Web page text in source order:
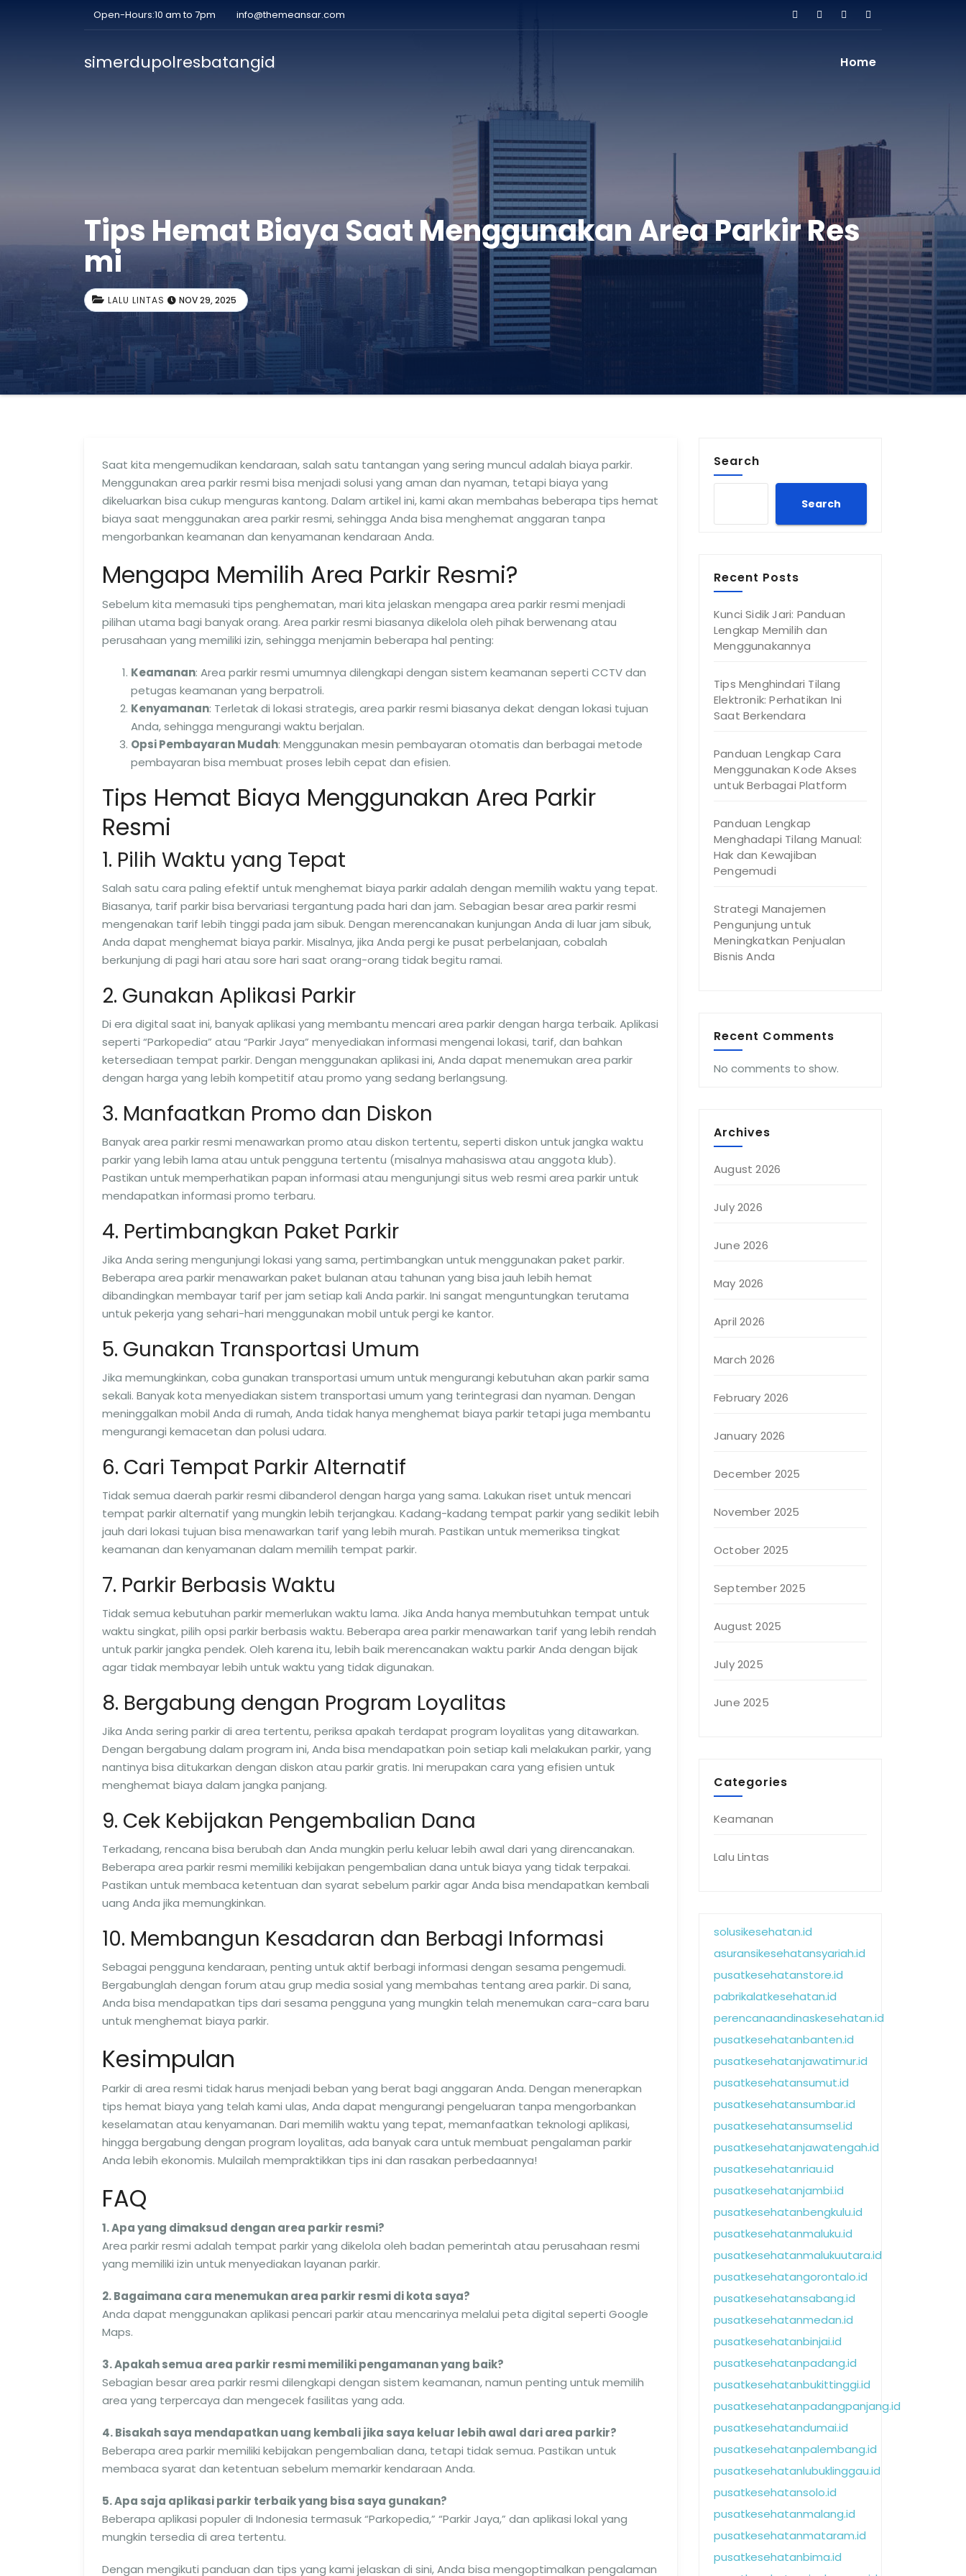
Open-Hours:10 am to 7pm info@themeansar.com
simerdupolresbatangid Home
Tips Hemat Biaya Saat Menggunakan Area Parkir Res
mi
LALU LINTAS NOV 29, 2025
Saat kita mengemudikan kendaraan, salah satu tantangan yang sering muncul adalah biaya parkir.
Menggunakan area parkir resmi bisa menjadi solusi yang aman dan nyaman, tetapi biaya yang
dikeluarkan bisa cukup menguras kantong. Dalam artikel ini, kami akan membahas beberapa tips hemat
biaya saat menggunakan area parkir resmi, sehingga Anda bisa menghemat anggaran tanpa
mengorbankan keamanan dan kenyamanan kendaraan Anda.
Mengapa Memilih Area Parkir Resmi?
Sebelum kita memasuki tips penghematan, mari kita jelaskan mengapa area parkir resmi menjadi
pilihan utama bagi banyak orang. Area parkir resmi biasanya dikelola oleh pihak berwenang atau
perusahaan yang memiliki izin, sehingga menjamin beberapa hal penting:
Keamanan: Area parkir resmi umumnya dilengkapi dengan sistem keamanan seperti CCTV dan
petugas keamanan yang berpatroli.
Kenyamanan: Terletak di lokasi strategis, area parkir resmi biasanya dekat dengan lokasi tujuan
Anda, sehingga mengurangi waktu berjalan.
Opsi Pembayaran Mudah: Menggunakan mesin pembayaran otomatis dan berbagai metode
pembayaran bisa membuat proses lebih cepat dan efisien.
Tips Hemat Biaya Menggunakan Area Parkir
Resmi
1. Pilih Waktu yang Tepat
Salah satu cara paling efektif untuk menghemat biaya parkir adalah dengan memilih waktu yang tepat.
Biasanya, tarif parkir bisa bervariasi tergantung pada hari dan jam. Sebagian besar area parkir resmi
mengenakan tarif lebih tinggi pada jam sibuk. Dengan merencanakan kunjungan Anda di luar jam sibuk,
Anda dapat menghemat biaya parkir. Misalnya, jika Anda pergi ke pusat perbelanjaan, cobalah
berkunjung di pagi hari atau sore hari saat orang-orang tidak begitu ramai.
2. Gunakan Aplikasi Parkir
Di era digital saat ini, banyak aplikasi yang membantu mencari area parkir dengan harga terbaik. Aplikasi
seperti “Parkopedia” atau “Parkir Jaya” menyediakan informasi mengenai lokasi, tarif, dan bahkan
ketersediaan tempat parkir. Dengan menggunakan aplikasi ini, Anda dapat menemukan area parkir
dengan harga yang lebih kompetitif atau promo yang sedang berlangsung.
3. Manfaatkan Promo dan Diskon
Banyak area parkir resmi menawarkan promo atau diskon tertentu, seperti diskon untuk jangka waktu
parkir yang lebih lama atau untuk pengguna tertentu (misalnya mahasiswa atau anggota klub).
Pastikan untuk memperhatikan papan informasi atau mengunjungi situs web resmi area parkir untuk
mendapatkan informasi promo terbaru.
4. Pertimbangkan Paket Parkir
Jika Anda sering mengunjungi lokasi yang sama, pertimbangkan untuk menggunakan paket parkir.
Beberapa area parkir menawarkan paket bulanan atau tahunan yang bisa jauh lebih hemat
dibandingkan membayar tarif per jam setiap kali Anda parkir. Ini sangat menguntungkan terutama
untuk pekerja yang sehari-hari menggunakan mobil untuk pergi ke kantor.
5. Gunakan Transportasi Umum
Jika memungkinkan, coba gunakan transportasi umum untuk mengurangi kebutuhan akan parkir sama
sekali. Banyak kota menyediakan sistem transportasi umum yang terintegrasi dan nyaman. Dengan
meninggalkan mobil Anda di rumah, Anda tidak hanya menghemat biaya parkir tetapi juga membantu
mengurangi kemacetan dan polusi udara.
6. Cari Tempat Parkir Alternatif
Tidak semua daerah parkir resmi dibanderol dengan harga yang sama. Lakukan riset untuk mencari
tempat parkir alternatif yang mungkin lebih terjangkau. Kadang-kadang tempat parkir yang sedikit lebih
jauh dari lokasi tujuan bisa menawarkan tarif yang lebih murah. Pastikan untuk memeriksa tingkat
keamanan dan kenyamanan dalam memilih tempat parkir.
7. Parkir Berbasis Waktu
Tidak semua kebutuhan parkir memerlukan waktu lama. Jika Anda hanya membutuhkan tempat untuk
waktu singkat, pilih opsi parkir berbasis waktu. Beberapa area parkir menawarkan tarif yang lebih rendah
untuk parkir jangka pendek. Oleh karena itu, lebih baik merencanakan waktu parkir Anda dengan bijak
agar tidak membayar lebih untuk waktu yang tidak digunakan.
8. Bergabung dengan Program Loyalitas
Jika Anda sering parkir di area tertentu, periksa apakah terdapat program loyalitas yang ditawarkan.
Dengan bergabung dalam program ini, Anda bisa mendapatkan poin setiap kali melakukan parkir, yang
nantinya bisa ditukarkan dengan diskon atau parkir gratis. Ini merupakan cara yang efisien untuk
menghemat biaya dalam jangka panjang.
9. Cek Kebijakan Pengembalian Dana
Terkadang, rencana bisa berubah dan Anda mungkin perlu keluar lebih awal dari yang direncanakan.
Beberapa area parkir resmi memiliki kebijakan pengembalian dana untuk biaya yang tidak terpakai.
Pastikan untuk membaca ketentuan dan syarat sebelum parkir agar Anda bisa mendapatkan kembali
uang Anda jika memungkinkan.
10. Membangun Kesadaran dan Berbagi Informasi
Sebagai pengguna kendaraan, penting untuk aktif berbagi informasi dengan sesama pengemudi.
Bergabunglah dengan forum atau grup media sosial yang membahas tentang area parkir. Di sana,
Anda bisa mendapatkan tips dari sesama pengguna yang mungkin telah menemukan cara-cara baru
untuk menghemat biaya parkir.
Kesimpulan
Parkir di area resmi tidak harus menjadi beban yang berat bagi anggaran Anda. Dengan menerapkan
tips hemat biaya yang telah kami ulas, Anda dapat mengurangi pengeluaran tanpa mengorbankan
keselamatan atau kenyamanan. Dari memilih waktu yang tepat, memanfaatkan teknologi aplikasi,
hingga bergabung dengan program loyalitas, ada banyak cara untuk membuat pengalaman parkir
Anda lebih ekonomis. Mulailah mempraktikkan tips ini dan rasakan perbedaannya!
FAQ
1. Apa yang dimaksud dengan area parkir resmi?
Area parkir resmi adalah tempat parkir yang dikelola oleh badan pemerintah atau perusahaan resmi
yang memiliki izin untuk menyediakan layanan parkir.
2. Bagaimana cara menemukan area parkir resmi di kota saya?
Anda dapat menggunakan aplikasi pencari parkir atau mencarinya melalui peta digital seperti Google
Maps.
3. Apakah semua area parkir resmi memiliki pengamanan yang baik?
Sebagian besar area parkir resmi dilengkapi dengan sistem keamanan, namun penting untuk memilih
area yang terpercaya dan mengecek fasilitas yang ada.
4. Bisakah saya mendapatkan uang kembali jika saya keluar lebih awal dari area parkir?
Beberapa area parkir memiliki kebijakan pengembalian dana, tetapi tidak semua. Pastikan untuk
membaca syarat dan ketentuan sebelum memarkir kendaraan Anda.
5. Apa saja aplikasi parkir terbaik yang bisa saya gunakan?
Beberapa aplikasi populer di Indonesia termasuk “Parkopedia,” “Parkir Jaya,” dan aplikasi lokal yang
mungkin tersedia di area tertentu.
Dengan mengikuti panduan dan tips yang kami jelaskan di sini, Anda bisa mengoptimalkan pengalaman
Search
Search
Recent Posts
Kunci Sidik Jari: Panduan
Lengkap Memilih dan
Menggunakannya
Tips Menghindari Tilang
Elektronik: Perhatikan Ini
Saat Berkendara
Panduan Lengkap Cara
Menggunakan Kode Akses
untuk Berbagai Platform
Panduan Lengkap
Menghadapi Tilang Manual:
Hak dan Kewajiban
Pengemudi
Strategi Manajemen
Pengunjung untuk
Meningkatkan Penjualan
Bisnis Anda
Recent Comments
No comments to show.
Archives
August 2026
July 2026
June 2026
May 2026
April 2026
March 2026
February 2026
January 2026
December 2025
November 2025
October 2025
September 2025
August 2025
July 2025
June 2025
Categories
Keamanan
Lalu Lintas
solusikesehatan.id
asuransikesehatansyariah.id
pusatkesehatanstore.id
pabrikalatkesehatan.id
perencanaandinaskesehatan.id
pusatkesehatanbanten.id
pusatkesehatanjawatimur.id
pusatkesehatansumut.id
pusatkesehatansumbar.id
pusatkesehatansumsel.id
pusatkesehatanjawatengah.id
pusatkesehatanriau.id
pusatkesehatanjambi.id
pusatkesehatanbengkulu.id
pusatkesehatanmaluku.id
pusatkesehatanmalukuutara.id
pusatkesehatangorontalo.id
pusatkesehatansabang.id
pusatkesehatanmedan.id
pusatkesehatanbinjai.id
pusatkesehatanpadang.id
pusatkesehatanbukittinggi.id
pusatkesehatanpadangpanjang.id
pusatkesehatandumai.id
pusatkesehatanpalembang.id
pusatkesehatanlubuklinggau.id
pusatkesehatansolo.id
pusatkesehatanmalang.id
pusatkesehatanmataram.id
pusatkesehatanbima.id